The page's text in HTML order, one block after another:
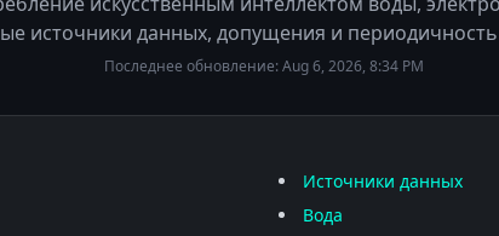
источники данных, допущения и
Последнее обновление:Aug 6, 2026, 8:34 PM
Источники данных
Вода